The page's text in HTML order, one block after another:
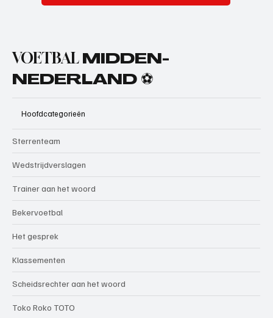
VOETBAL MIDDEN-
NEDERLAND ⚽
Hoofdcategorieën
Sterrenteam
Wedstrijdverslagen
Trainer aan het woord
Bekervoetbal
Het gesprek
Klassementen
Scheidsrechter aan het woord
Toko Roko TOTO